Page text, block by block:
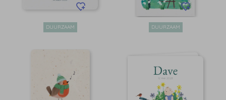
DUURZAAM DUURZAAM